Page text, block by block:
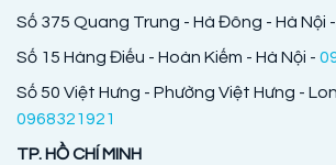
Số 375 Quang Trung - Hà Đông - Hà Nội -
Số 15 Hàng Điếu - Hoàn Kiếm - Hà Nội -
Số 50 Việt Hưng - Phường Việt Hưng -
0968321921
TP. HỒ CHÍ MINH